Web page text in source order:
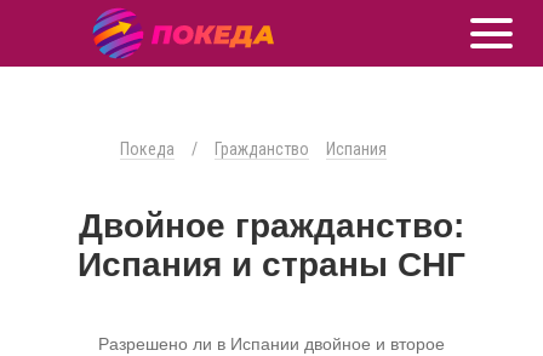
Покеда / Гражданство Испания
Двойное гражданство:
Испания и страны СНГ
Разрешено ли в Испании двойное и второе